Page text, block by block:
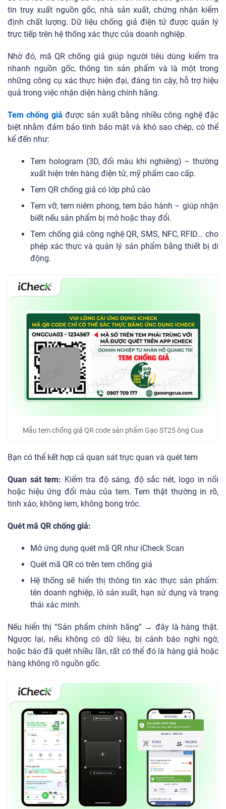
tin truy xuất nguồn gốc, nhà sản xuất, chứng nhận kiểm
định chất lượng. Dữ liệu chống giả điện tử được quản lý
trực tiếp trên hệ thống xác thực của doanh nghiệp.
Nhờ đó, mã QR chống giả giúp người tiêu dùng kiểm tra
nhanh nguồn gốc, thông tin sản phẩm và là một trong
những công cụ xác thực hiện đại, đáng tin cậy, hỗ trợ hiệu
quả trong việc nhận diện hàng chính hãng.
Tem chống giả được sản xuất bằng nhiều công nghệ đặc
biệt nhằm đảm bảo tính bảo mật và khó sao chép, có thể
kể đến như:
Tem hologram (3D, đổi màu khi nghiêng) – thường
xuất hiện trên hàng điện tử, mỹ phẩm cao cấp.
Tem QR chống giả có lớp phủ cào
Tem vỡ, tem niêm phong, tem bảo hành – giúp nhận
biết nếu sản phẩm bị mở hoặc thay đổi.
Tem chống giả công nghệ QR, SMS, NFC, RFID… cho
phép xác thực và quản lý sản phẩm bằng thiết bị di
động.
Mẫu tem chống giả QR code sản phẩm Gạo ST25 ông Cua
Bạn có thể kết hợp cả quan sát trực quan và quét tem
Quan sát tem: Kiểm tra độ sáng, độ sắc nét, logo in nổi
hoặc hiệu ứng đổi màu của tem. Tem thật thường in rõ,
tinh xảo, không lem, không bong tróc.
Quét mã QR chống giả:
Mở ứng dụng quét mã QR như iCheck Scan
Quét mã QR có trên tem chống giả
Hệ thống sẽ hiển thị thông tin xác thực sản phẩm:
tên doanh nghiệp, lô sản xuất, hạn sử dụng và trạng
thái xác minh.
Nếu hiển thị “Sản phẩm chính hãng” → đây là hàng thật.
Ngược lại, nếu không có dữ liệu, bị cảnh báo nghi ngờ,
hoặc báo đã quét nhiều lần, rất có thể đó là hàng giả hoặc
hàng không rõ nguồn gốc.